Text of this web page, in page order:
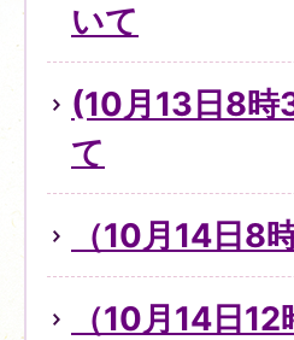
いて
(10月13日8時
て
（10月14日8
（10月14日